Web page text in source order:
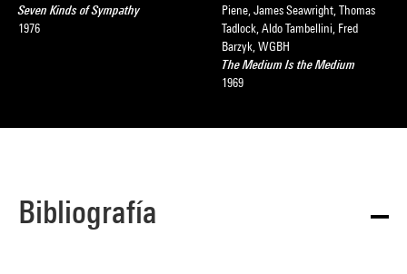
Seven Kinds of Sympathy
1976
Piene, James Seawright, Thomas
Tadlock, Aldo Tambellini, Fred
Barzyk, WGBH
The Medium Is the Medium
1969
Bibliografía